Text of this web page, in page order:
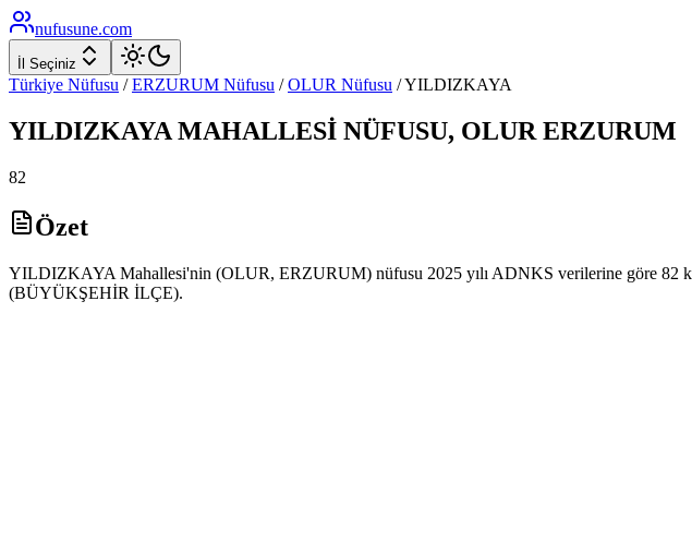
nufusune.com
İl Seçiniz
Türkiye Nüfusu / ERZURUM Nüfusu / OLUR Nüfusu /YILDIZKAYA
YILDIZKAYA MAHALLESİ NÜFUSU, OLUR ERZURUM
82
Özet
YILDIZKAYA Mahallesi'nin (OLUR, ERZURUM) nüfusu 2025 yılı ADNKS verilerine göre 82
(BÜYÜKŞEHİR İLÇE).